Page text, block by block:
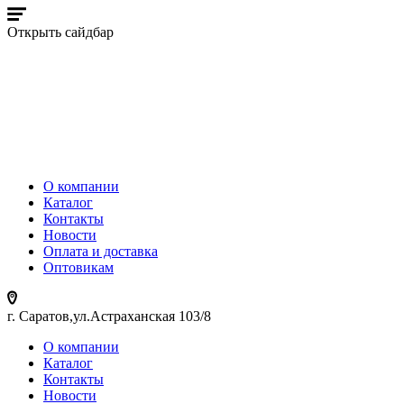
Открыть сайдбар
О компании
Каталог
Контакты
Новости
Оплата и доставка
Оптовикам
г. Саратов,ул.Астраханская 103/8
О компании
Каталог
Контакты
Новости